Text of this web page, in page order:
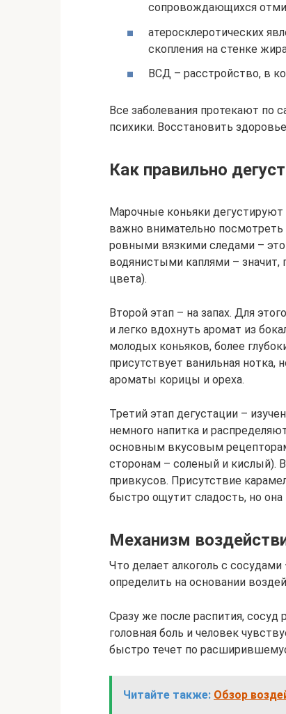
сопровождающихся
атеросклеротических
скопления на стенке
ВСД – расстройство, в
Все заболевания протекают по
психики. Восстановить
Как правильно
Марочные коньяки дегустируют
важно внимательно посмотреть
ровными вязкими следами –
водянистыми каплями – значит,
цвета).
Второй этап – на запах. Для
и легко вдохнуть аромат из
молодых коньяков, более
присутствует ванильная
ароматы корицы и ореха.
Третий этап дегустации –
немного напитка и
основным вкусовым
сторонам – соленый и кислый).
привкусов. Присутствие
быстро ощутит сладость, но
Механизм
Что делает алкоголь с
определить на основании
Сразу же после распития, сосуд
головная боль и человек
быстро течет по
Читайте также: Обзор